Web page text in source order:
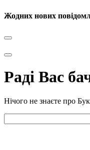
Жодних нових
Раді Вас
Нічого не знаєте про